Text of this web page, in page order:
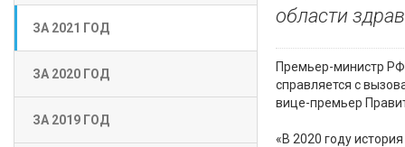
ЗА 2021 ГОД
ЗА 2020 ГОД
ЗА 2019 ГОД
области
Премьер-министр РФ
справляется с
вице-премьер
«В 2020 году